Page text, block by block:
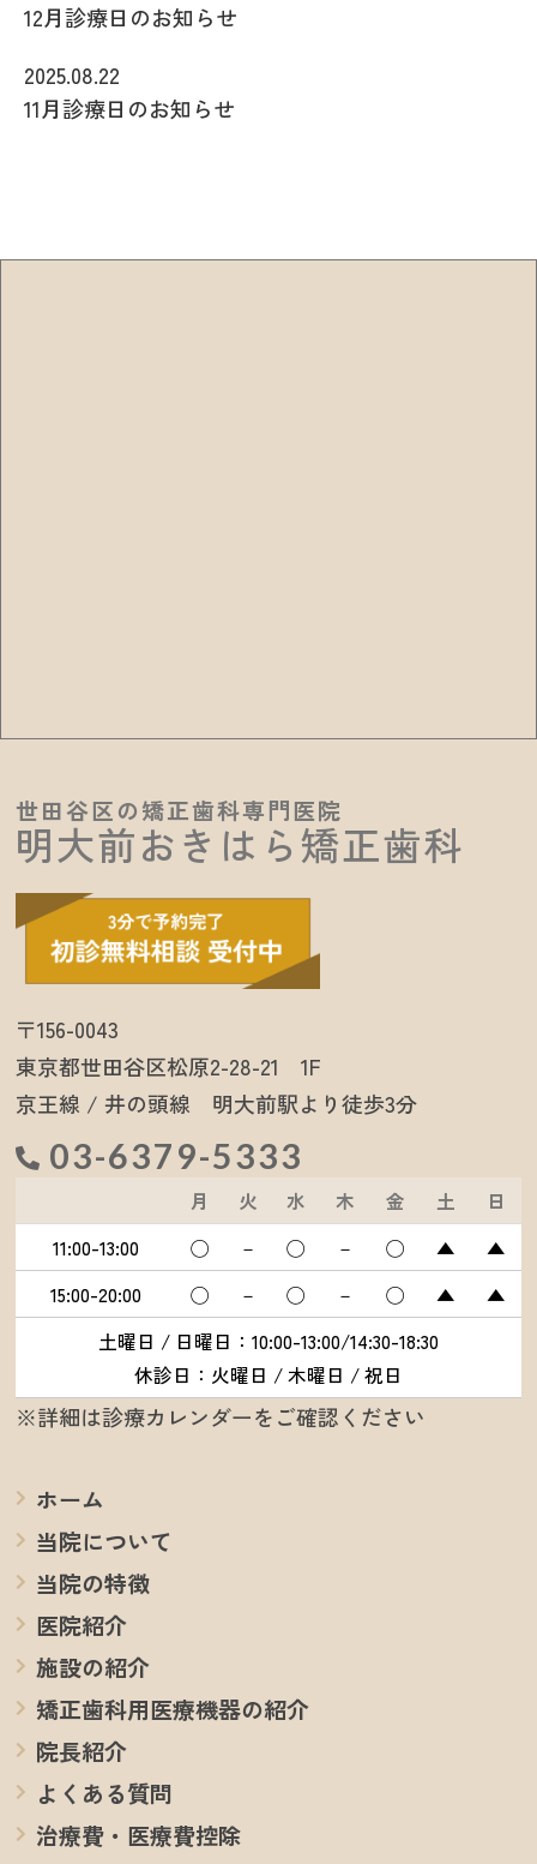
12月診療日のお知らせ
2025.08.22
11月診療日のお知らせ
世田谷区の矯正歯科専門医院
明大前おきはら矯正歯科
〒156-0043
東京都世田谷区松原2-28-21 1F
京王線 / 井の頭線 明大前駅より徒歩3分
03-6379-5333
月 火 水 木 金 土
日
11:00-13:00
◯ － ◯ － ◯ ▲
▲
15:00-20:00
◯ － ◯ － ◯ ▲
▲
土曜日 / 日曜日：10:00-13:00/14:30-18:30
休診日：火曜日 / 木曜日 / 祝日
※詳細は診療カレンダーをご確認ください
ホーム
当院について
当院の特徴
医院紹介
施設の紹介
矯正歯科用医療機器の紹介
院長紹介
よくある質問
治療費・医療費控除